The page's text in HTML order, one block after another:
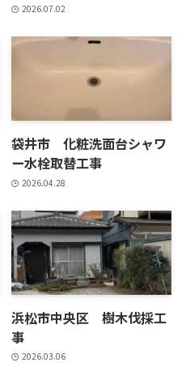
2026.07.02
袋井市 化粧洗面台シャワ
ー水栓取替工事
2026.04.28
浜松市中央区 樹木伐採工
事
2026.03.06